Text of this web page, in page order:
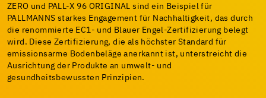
ZERO und PALL-X 96 ORIGINAL sind ein Beispiel für
PALLMANNS starkes Engagement für Nachhaltigkeit, das durch
die renommierte EC1- und Blauer Engel-Zertifizierung belegt
wird. Diese Zertifizierung, die als höchster Standard für
emissionsarme Bodenbeläge anerkannt ist, unterstreicht die
Ausrichtung der Produkte an umwelt- und
gesundheitsbewussten Prinzipien.